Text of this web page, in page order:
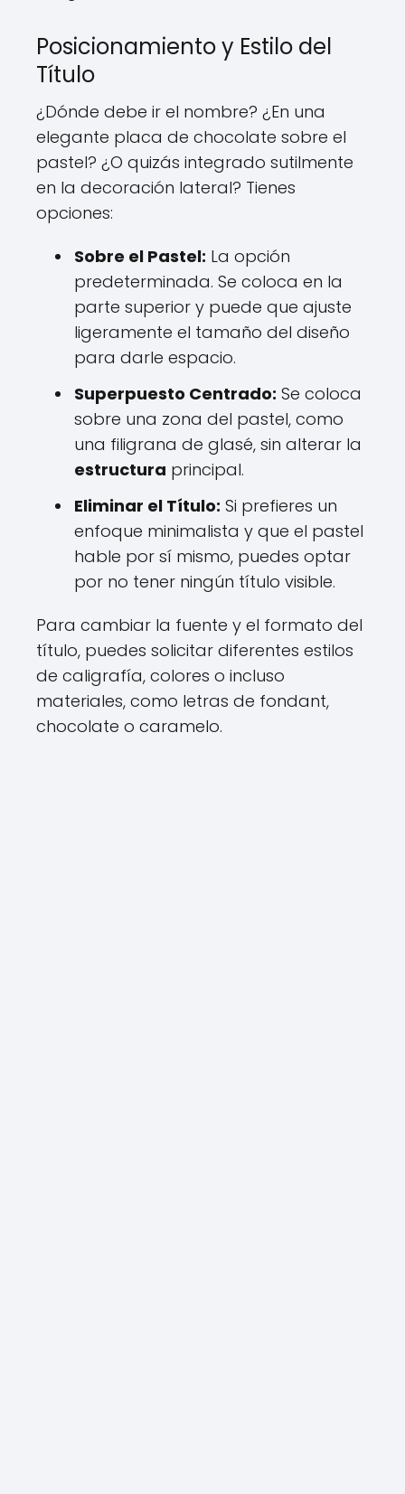
Posicionamiento y Estilo del
Título
¿Dónde debe ir el nombre? ¿En una
elegante placa de chocolate sobre el
pastel? ¿O quizás integrado sutilmente
en la decoración lateral? Tienes
opciones:
Sobre el Pastel: La opción
predeterminada. Se coloca en la
parte superior y puede que ajuste
ligeramente el tamaño del diseño
para darle espacio.
Superpuesto Centrado: Se coloca
sobre una zona del pastel, como
una filigrana de glasé, sin alterar la
estructura principal.
Eliminar el Título: Si prefieres un
enfoque minimalista y que el pastel
hable por sí mismo, puedes optar
por no tener ningún título visible.
Para cambiar la fuente y el formato del
título, puedes solicitar diferentes estilos
de caligrafía, colores o incluso
materiales, como letras de fondant,
chocolate o caramelo.